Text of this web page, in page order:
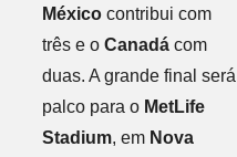
Méxicocontribui com
três e o Canadácom
duas. A grande final será
palco para o MetLife
Stadium, em Nova